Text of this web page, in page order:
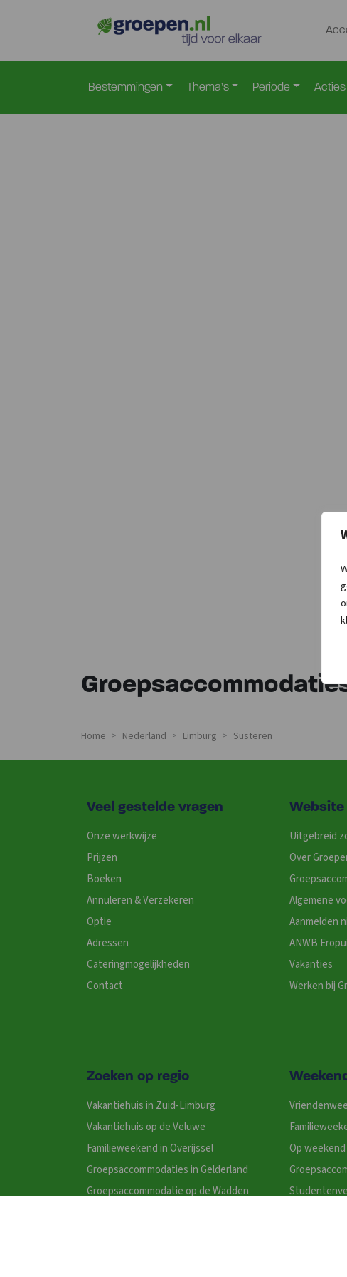
Bestemmingen Thema’s Periode Acties
Home > Nederland > Limburg > Susteren
Veel gestelde vragen
Onze werkwijze
Prijzen
Boeken
Annuleren & Verzekeren
Optie
Adressen
Cateringmogelijkheden
Contact
Website
Uitgebreid
Over
Algemene
Aanmelden
ANWB
Vakanties
Werken bij
Zoeken op regio
Vakantiehuis in Zuid-Limburg
Vakantiehuis op de Veluwe
Familieweekend in Overijssel
Groepsaccommodaties in Gelderland
Groepsaccommodatie op de Wadden
Op